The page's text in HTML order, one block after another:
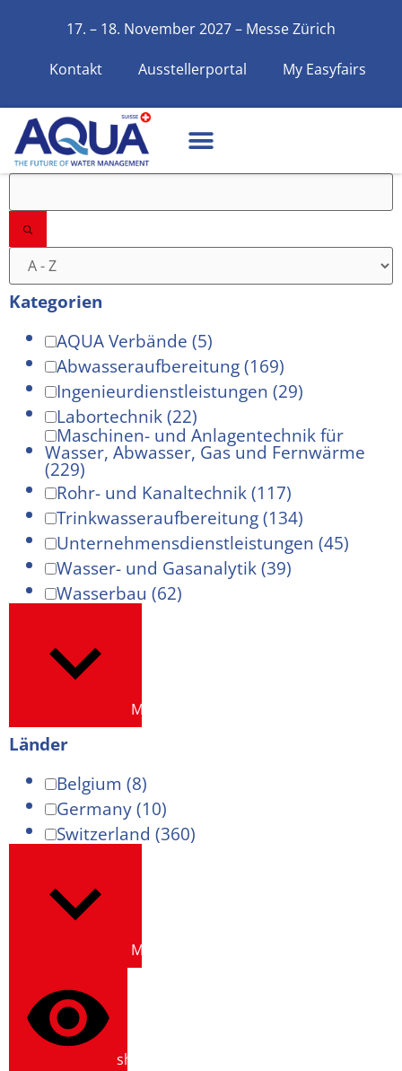
17. – 18. November 2027 – Messe Zürich
Kontakt Ausstellerportal My Easyfairs
Kategorien
AQUA Verbände (5)
Abwasseraufbereitung(169)
Ingenieurdienstleistungen (29)
Labortechnik(22)
Maschinen- und Anlagentechnik für
Wasser, Abwasser, Gas und Fernwärme
(229)
Rohr- und Kanaltechnik(117)
Trinkwasseraufbereitung(134)
Unternehmensdienstleistungen (45)
Wasser- und Gasanalytik(39)
Wasserbau (62)
Mehr anzeigen
Länder
Belgium (8)
Germany(10)
Switzerland (360)
Mehr anzeigen
show results